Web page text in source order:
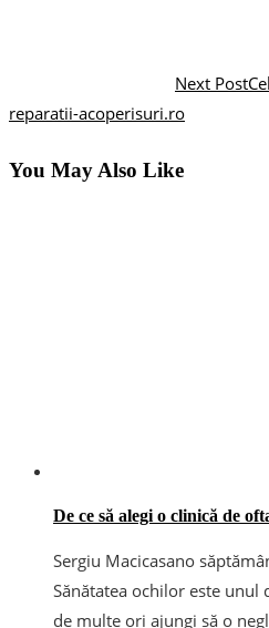
Next Post
reparatii-acoperisuri.ro
You May Also Like
De ce să alegi o clinică de
Sergiu Macicasano
Sănătatea ochilor este unul
de multe ori ajungi să o